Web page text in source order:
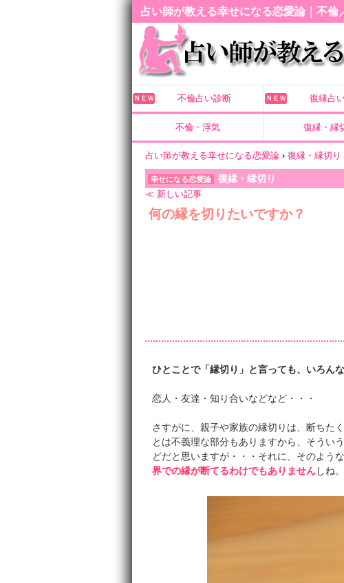
占い師が教える幸せになる恋愛論｜不倫
ＮＥＷ 不倫占い診断 ＮＥＷ 復縁占
不倫・浮気 復縁・縁
占い師が教える幸せになる恋愛論 ›復縁・縁切り
幸せになる恋愛論 復縁・縁切り
≪ 新しい記事
何の縁を切りたいですか？
ひとことで「縁切り」と言っても、いろん
恋人・友達・知り合いなどなど・・・
さすがに、親子や家族の縁切りは、断ちた
とは不義理な部分もありますから、そうい
どだと思いますが・・・それに、そのよう
界での縁が断てるわけでもありませんしね。